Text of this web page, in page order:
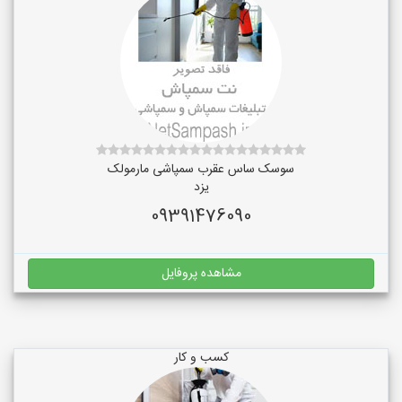
سوسک ساس عقرب سمپاشی مارمولک
یزد
09391476090
مشاهده پروفایل
کسب و کار